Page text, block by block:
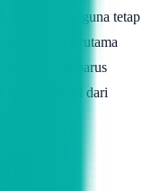
namun pengguna tetap
SMS, terutama
juga harus
dibeli berasal dari